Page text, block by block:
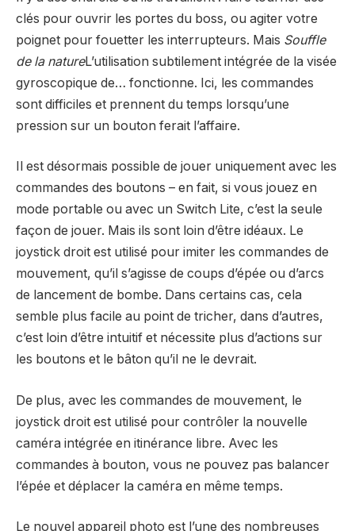
clés pour ouvrir les portes du boss, ou agiter votre
poignet pour fouetter les interrupteurs. Mais Souffle
de la natureL’utilisation subtilement intégrée de la visée
gyroscopique de… fonctionne. Ici, les commandes
sont difficiles et prennent du temps lorsqu’une
pression sur un bouton ferait l’affaire.
Il est désormais possible de jouer uniquement avec les
commandes des boutons – en fait, si vous jouez en
mode portable ou avec un Switch Lite, c’est la seule
façon de jouer. Mais ils sont loin d’être idéaux. Le
joystick droit est utilisé pour imiter les commandes de
mouvement, qu’il s’agisse de coups d’épée ou d’arcs
de lancement de bombe. Dans certains cas, cela
semble plus facile au point de tricher, dans d’autres,
c’est loin d’être intuitif et nécessite plus d’actions sur
les boutons et le bâton qu’il ne le devrait.
De plus, avec les commandes de mouvement, le
joystick droit est utilisé pour contrôler la nouvelle
caméra intégrée en itinérance libre. Avec les
commandes à bouton, vous ne pouvez pas balancer
l’épée et déplacer la caméra en même temps.
Le nouvel appareil photo est l’une des nombreuses